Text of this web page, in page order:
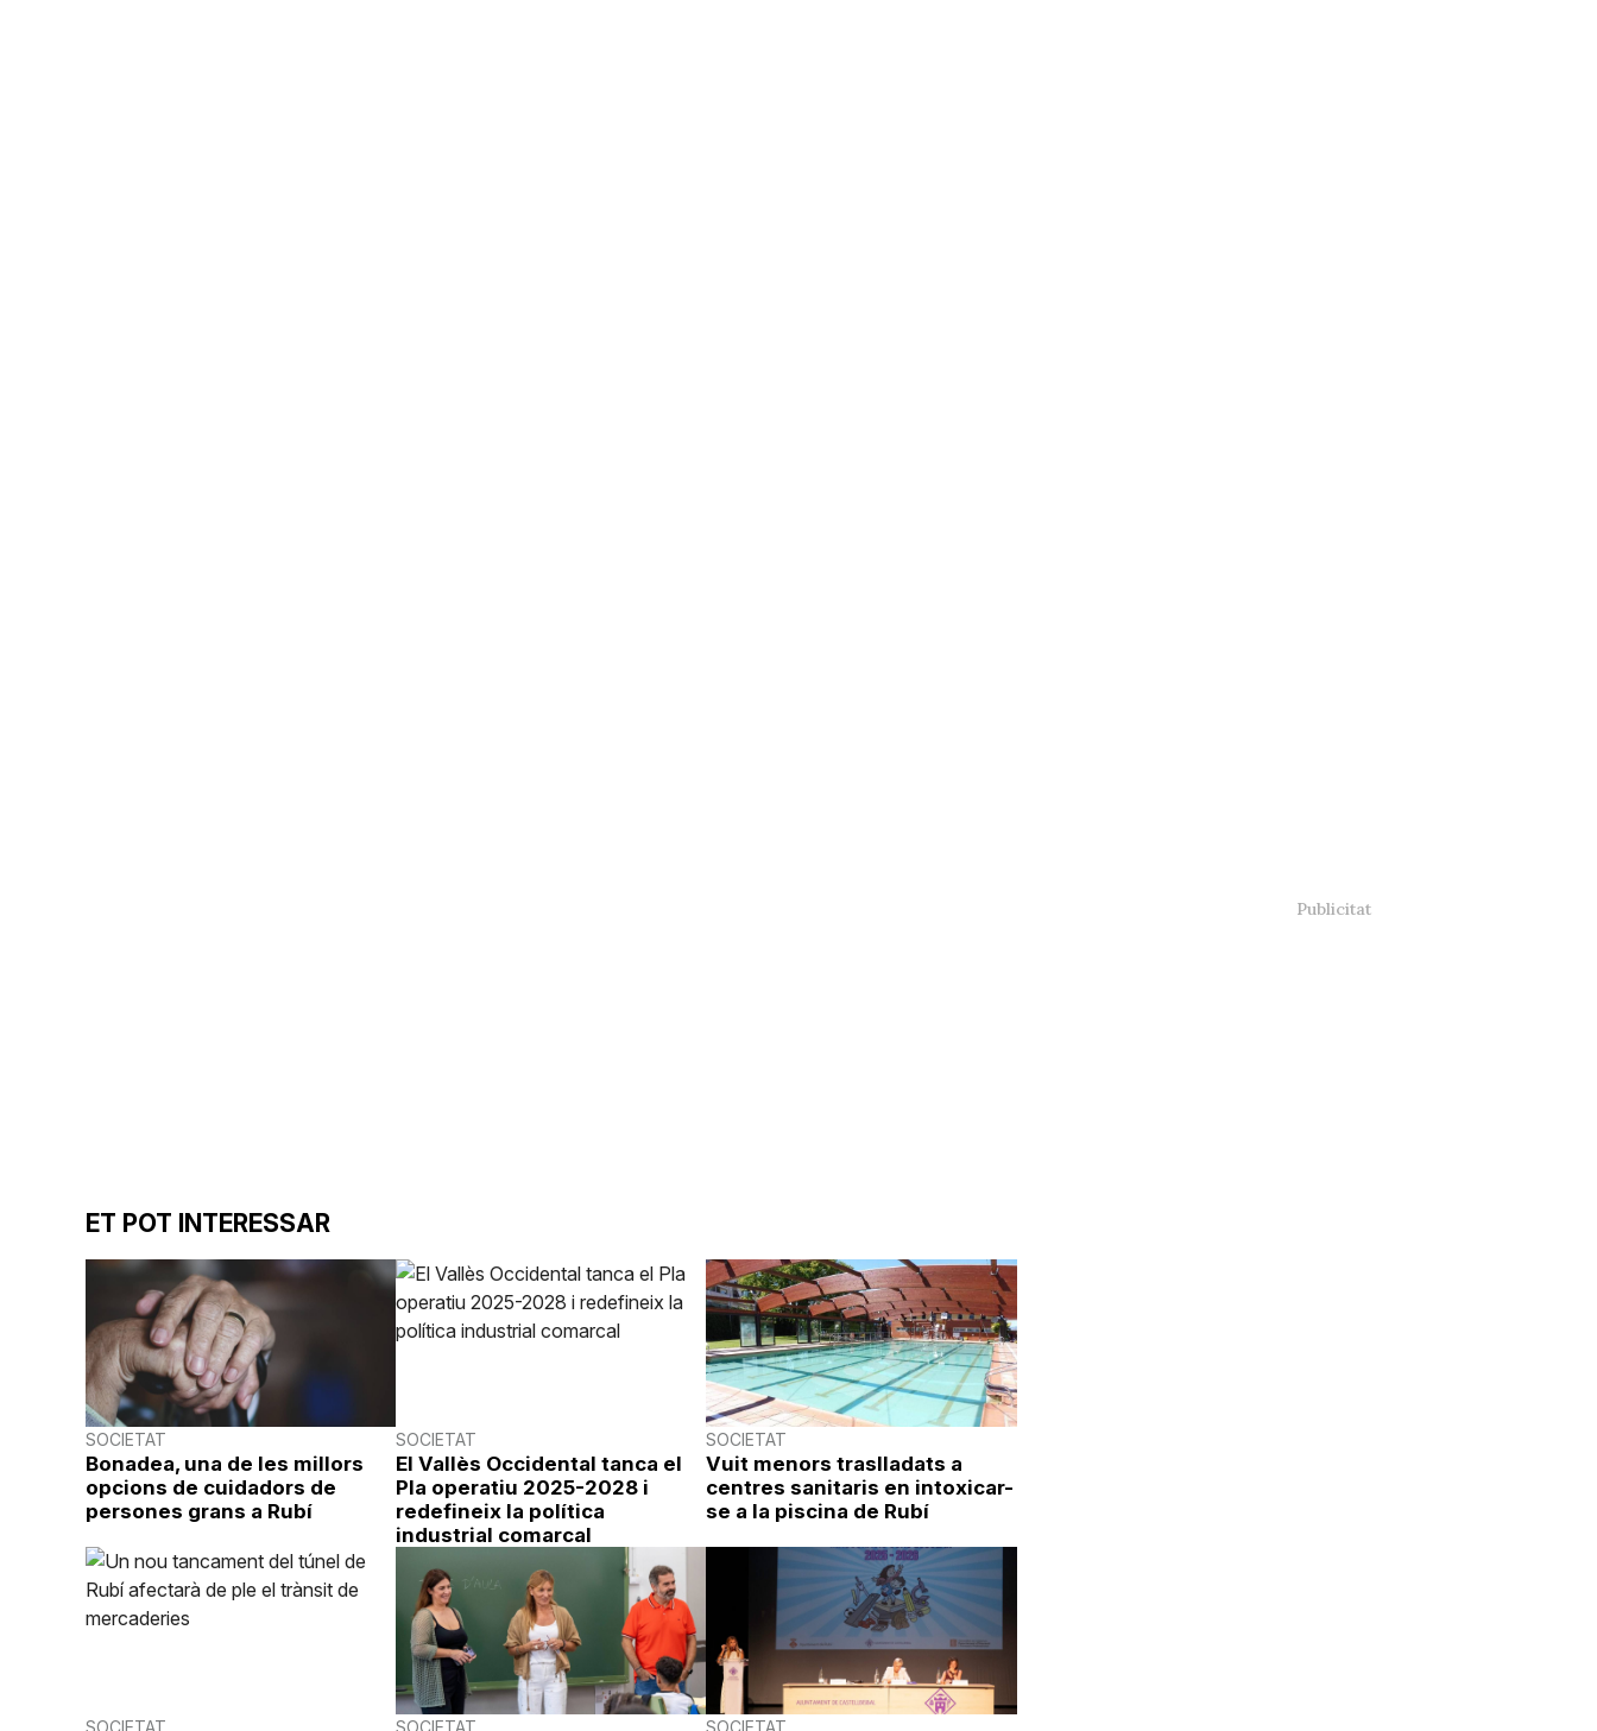
ET POT INTERESSAR
SOCIETAT
Bonadea, una de les millors
opcions de cuidadors de
persones grans a Rubí
SOCIETAT
El Vallès Occidental tanca el
Pla operatiu 2025-2028 i
redefineix la política
industrial comarcal
SOCIETAT
Vuit menors traslladats a
centres sanitaris en intoxicar-
se a la piscina de Rubí
SOCIETAT SOCIETAT SOCIETAT